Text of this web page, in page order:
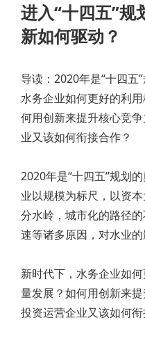
进入“十四五”规
新如何驱动？
导读：2020年是“十四五
水务企业如何更好的利
何用创新来提升核心竞
业又该如何衔接合作？
2020年是“十四五”规划
业以规模为标尺，以资
分水岭，城市化的路径
速等诸多原因，对水业的
新时代下，水务企业如
量发展？如何用创新来
投资运营企业又该如何衔